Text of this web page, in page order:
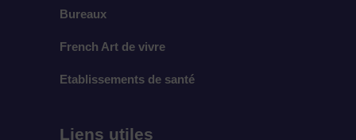
Bureaux
French Art de vivre
Etablissements de santé
Liens utiles